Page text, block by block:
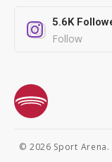
5.6K
Follow
© 2026 Sport Arena.